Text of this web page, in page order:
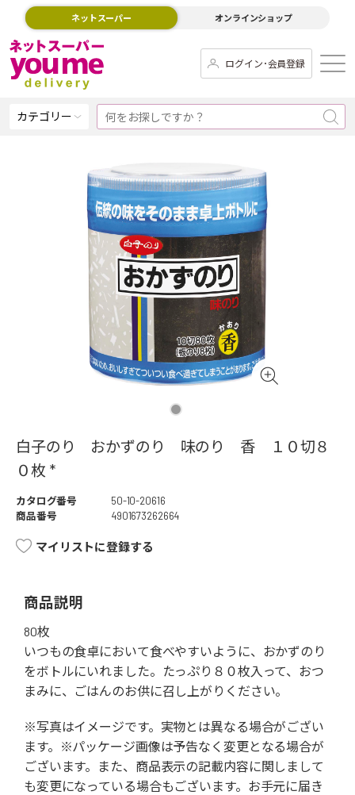
ネットスーパー オンラインショップ
ログイン･会員登録
カテゴリー
白子のり おかずのり 味のり 香 １０切８
０枚 *
カタログ番号
50-10-20616
商品番号
4901673262664
マイリストに登録する
商品説明
80枚
いつもの食卓において食べやすいように、おかずのり
をボトルにいれました。たっぷり８０枚入って、おつ
まみに、ごはんのお供に召し上がりください。
※写真はイメージです。実物とは異なる場合がござい
ます。※パッケージ画像は予告なく変更となる場合が
ございます。また、商品表示の記載内容に関しまして
も変更になっている場合もございます。お手元に届き